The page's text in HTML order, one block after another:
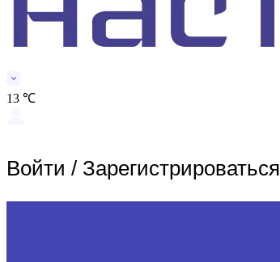
13 ℃
Войти / Зарегистрироваться